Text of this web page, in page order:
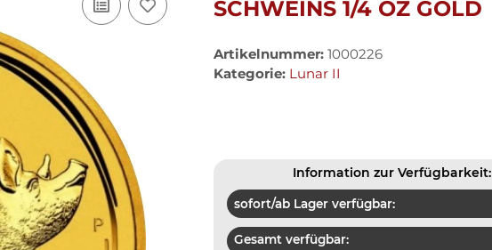
SCHWEINS 1/4 OZ GOLD
Artikelnummer: 1000226
Kategorie: Lunar II
Information zur Verfügbarkeit:
sofort/ab Lager verfügbar:
Gesamt verfügbar: